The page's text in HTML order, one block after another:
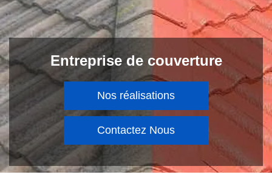
Entreprise de couverture
Nos réalisations
Contactez Nous